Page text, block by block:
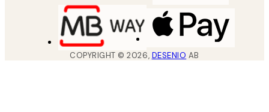
COPYRIGHT ©2026, DESENIO AB